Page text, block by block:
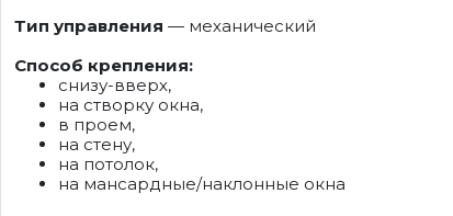
Тип управления — механический
Способ крепления:
снизу-вверх,
на створку окна,
в проем,
на стену,
на потолок,
на мансардные/наклонные окна